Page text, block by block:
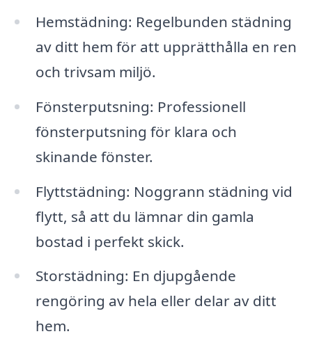
Hemstädning: Regelbunden städning
av ditt hem för att upprätthålla en ren
och trivsam miljö.
Fönsterputsning: Professionell
fönsterputsning för klara och
skinande fönster.
Flyttstädning: Noggrann städning vid
flytt, så att du lämnar din gamla
bostad i perfekt skick.
Storstädning: En djupgående
rengöring av hela eller delar av ditt
hem.